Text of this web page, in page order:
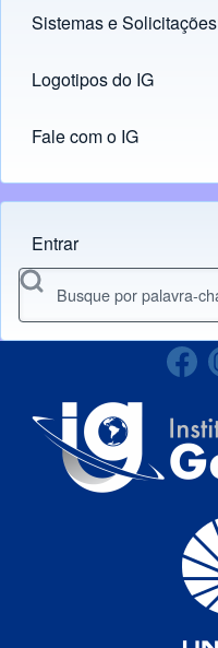
Sistemas e Solicitações
(opens in new tab)
Logotipos do IG
(opens in new tab)
Fale com o IG
Menu do usuário
Entrar
Search